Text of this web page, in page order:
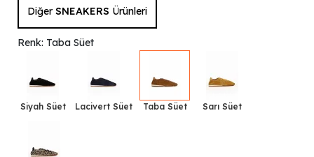
Diğer SNEAKERS Ürünleri
Renk: Taba Süet
Siyah Süet Lacivert Süet Taba Süet Sarı Süet